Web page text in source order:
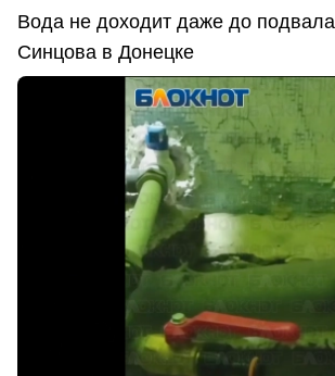
Вода не доходит даже до
Синцова в Донецке